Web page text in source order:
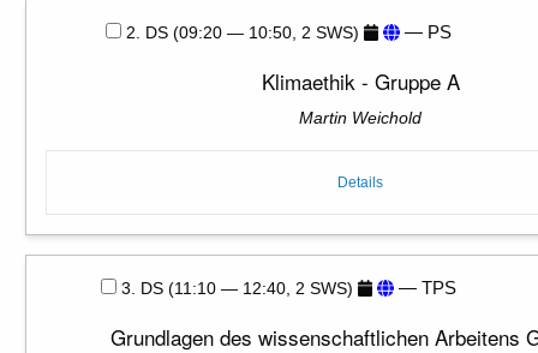
2. DS (09:20 — 10:50, 2 SWS) — PS
Klimaethik - Gruppe A
Martin Weichold
Details
3. DS (11:10 — 12:40, 2 SWS) — TPS
Grundlagen des wissenschaftlichen Arbeitens